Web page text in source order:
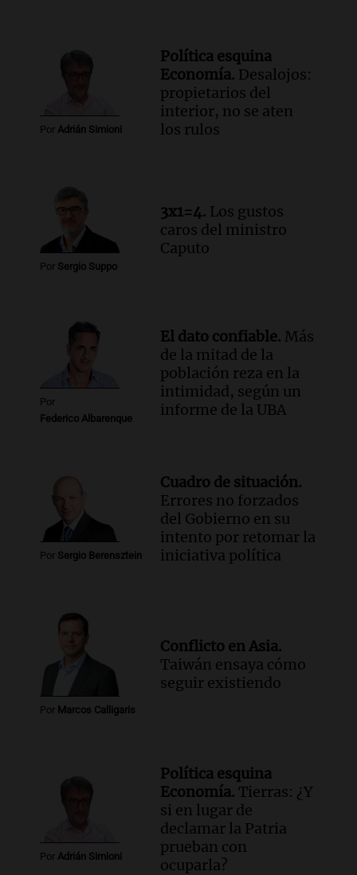
Por Adrián Simioni
Política esquina
Economía. Desalojos:
propietarios del
interior, no se aten
los rulos
Por Sergio Suppo
3x1=4. Los gustos
caros del ministro
Caputo
Por
Federico Albarenque
El dato confiable. Más
de la mitad de la
población reza en la
intimidad, según un
informe de la UBA
Por Sergio Berensztein
Cuadro de situación.
Errores no forzados
del Gobierno en su
intento por retomar la
iniciativa política
Por Marcos Calligaris
Conflicto en Asia.
Taiwán ensaya cómo
seguir existiendo
Por Adrián Simioni
Política esquina
Economía. Tierras: ¿Y
si en lugar de
declamar la Patria
prueban con
ocuparla?